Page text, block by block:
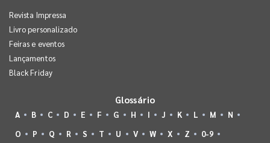
Revista Impressa
Livro personalizado
Feiras e eventos
Lançamentos
Black Friday
Glossário
A B C D E F G H I J K L M
N
O
P Q R S T U V W X Z 0-9